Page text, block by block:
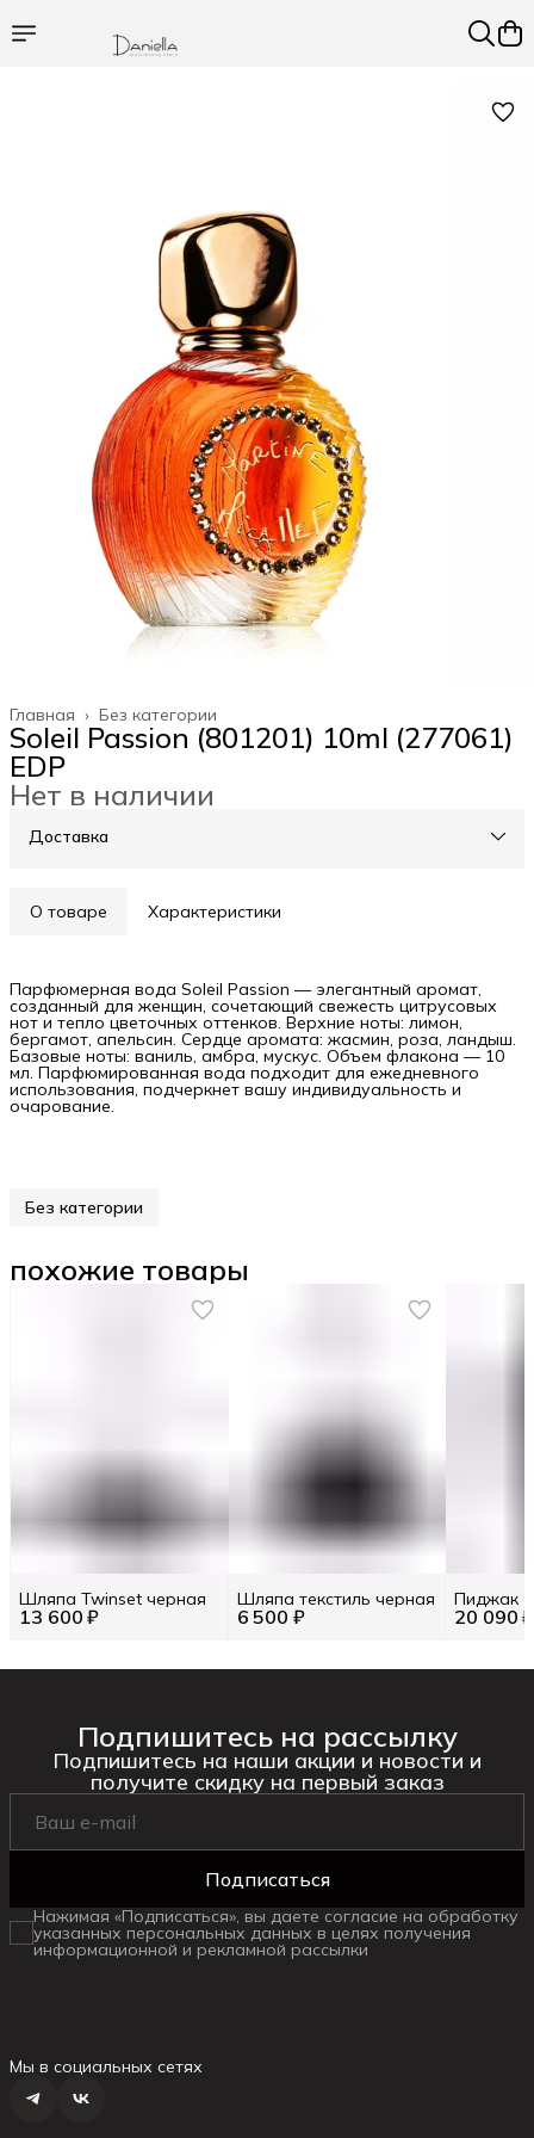
Без категории
Главная ›
Soleil Passion (801201) 10ml (277061)
EDP
Нет в наличии
Доставка
О товаре Характеристики
Парфюмерная вода Soleil Passion — элегантный аромат,
созданный для женщин, сочетающий свежесть цитрусовых
нот и тепло цветочных оттенков. Верхние ноты: лимон,
бергамот, апельсин. Сердце аромата: жасмин, роза, ландыш.
Базовые ноты: ваниль, амбра, мускус. Объем флакона — 10
мл. Парфюмированная вода подходит для ежедневного
использования, подчеркнет вашу индивидуальность и
очарование.
Без категории
похожие товары
13 600 ₽
Шляпа Twinset черная
6 500 ₽
Шляпа текстиль черная
20 090 ₽
Пиджак
Подпишитесь на рассылку
Подпишитесь на наши акции и новости и
получите скидку на первый заказ
Подписаться
Нажимая «Подписаться», вы даете согласие на обработку
указанных персональных данных в целях получения
информационной и рекламной рассылки
Мы в социальных сетях